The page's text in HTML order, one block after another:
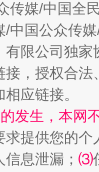
生
"炒
传媒/中国全
/中国公众传
有限公司独
接，授权合
应链接。
发生，本网
求提供您的个
息泄漏； ⑶